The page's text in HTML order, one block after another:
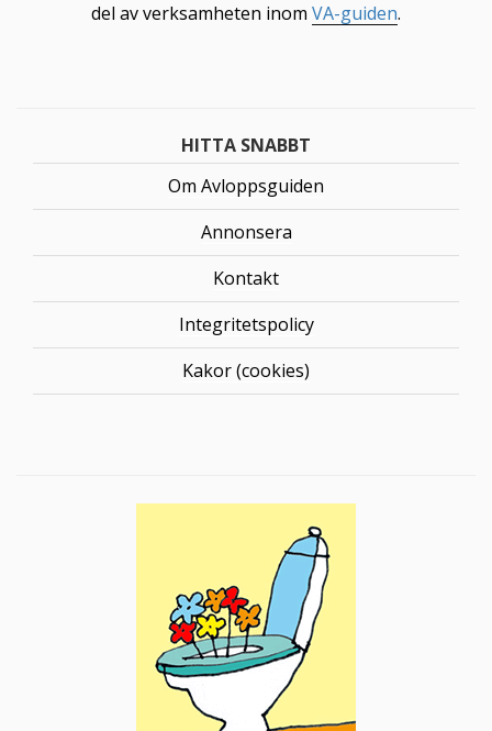
del av verksamheten inom VA-guiden.
HITTA SNABBT
Om Avloppsguiden
Annonsera
Kontakt
Integritetspolicy
Kakor (cookies)